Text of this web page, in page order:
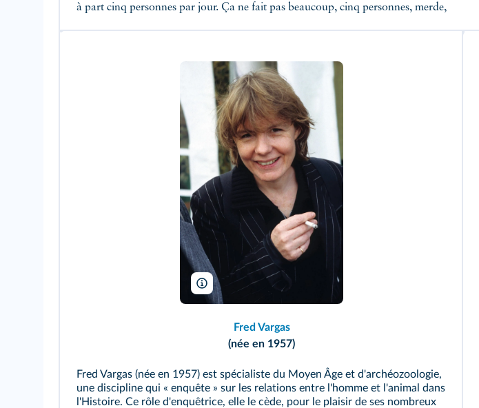
à part cinq personnes par jour. Ça ne fait pas beaucoup, cinq personnes, merde,
L. Monier/Rue des Archives
Fred Vargas
(née en 1957)
Fred Vargas (née en 1957) est spécialiste du Moyen Âge et d'archéozoologie,
une discipline qui « enquête » sur les relations entre l'homme et l'animal dans
l'Histoire. Ce rôle d'enquêtrice, elle le cède, pour le plaisir de ses nombreux